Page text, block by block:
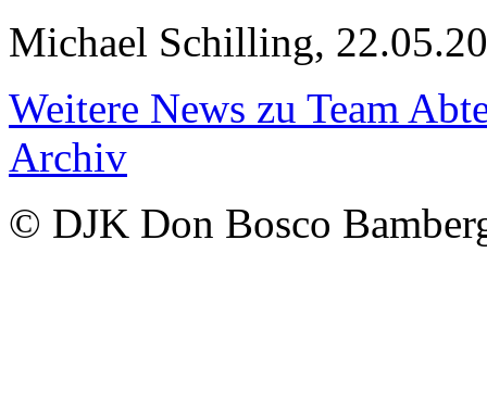
Michael Schilling,
Weitere News zu Team
Archiv
© DJK Don Bosco